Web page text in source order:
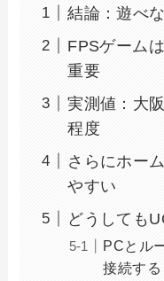
結論：遊べ
FPSゲーム
重要
実測値：大
程度
さらにホー
やすい
どうしても
PCとル
接続する